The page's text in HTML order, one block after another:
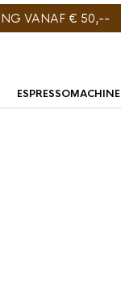
VANAF € 50,--
ESPRESSOMACHINE